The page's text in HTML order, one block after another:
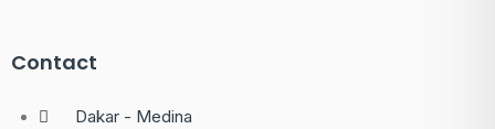
Contact
Dakar - Medina